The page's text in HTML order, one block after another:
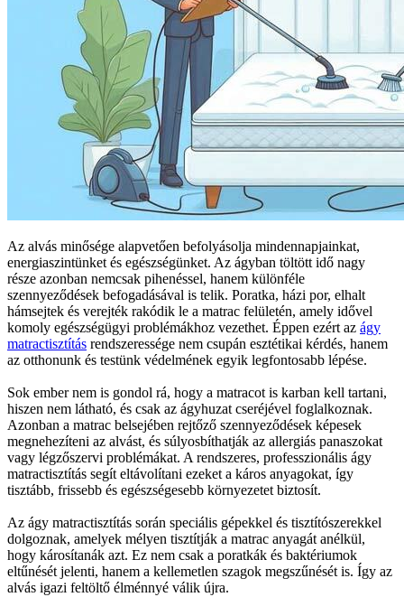
Az alvás minősége alapvetően befolyásolja mindennapjainkat,
energiaszintünket és egészségünket. Az ágyban töltött idő nagy
része azonban nemcsak pihenéssel, hanem különféle
szennyeződések befogadásával is telik. Poratka, házi por, elhalt
hámsejtek és verejték rakódik le a matrac felületén, amely idővel
komoly egészségügyi problémákhoz vezethet. Éppen ezért az ágy
matractisztítás rendszeressége nem csupán esztétikai kérdés, hanem
az otthonunk és testünk védelmének egyik legfontosabb lépése.
Sok ember nem is gondol rá, hogy a matracot is karban kell tartani,
hiszen nem látható, és csak az ágyhuzat cseréjével foglalkoznak.
Azonban a matrac belsejében rejtőző szennyeződések képesek
megnehezíteni az alvást, és súlyosbíthatják az allergiás panaszokat
vagy légzőszervi problémákat. A rendszeres, professzionális ágy
matractisztítás segít eltávolítani ezeket a káros anyagokat, így
tisztább, frissebb és egészségesebb környezetet biztosít.
Az ágy matractisztítás során speciális gépekkel és tisztítószerekkel
dolgoznak, amelyek mélyen tisztítják a matrac anyagát anélkül,
hogy károsítanák azt. Ez nem csak a poratkák és baktériumok
eltűnését jelenti, hanem a kellemetlen szagok megszűnését is. Így az
alvás igazi feltöltő élménnyé válik újra.